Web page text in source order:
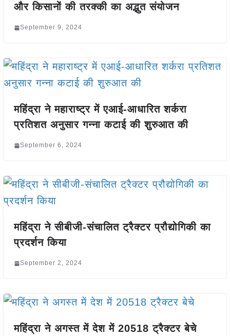
और किसानों की तरक्की का अद्भुत संयोजन
September 9, 2024
महिंद्रा ने महाराष्ट्र में एआई-आधारित शर्करा
प्रतिशत अनुसार गन्ना कटाई की शुरुआत की
September 6, 2024
महिंद्रा ने सीबीजी-संचालित ट्रैक्टर प्रौद्योगिकी का
प्रदर्शन किया
September 2, 2024
महिंद्रा ने अगस्त में देश में 20518 ट्रैक्टर बेचे